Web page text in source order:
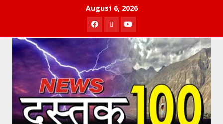
August 6, 2026
Facebook
TwitterYoutube